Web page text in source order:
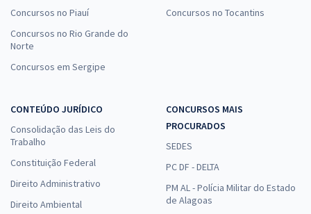
Concursos no Piauí
Concursos no Rio Grande do
Norte
Concursos em Sergipe
Concursos no Tocantins
CONTEÚDO JURÍDICO
Consolidação das Leis do
Trabalho
Constituição Federal
Direito Administrativo
Direito Ambiental
CONCURSOS MAIS
PROCURADOS
SEDES
PC DF - DELTA
PM AL - Polícia Militar do Estado
de Alagoas